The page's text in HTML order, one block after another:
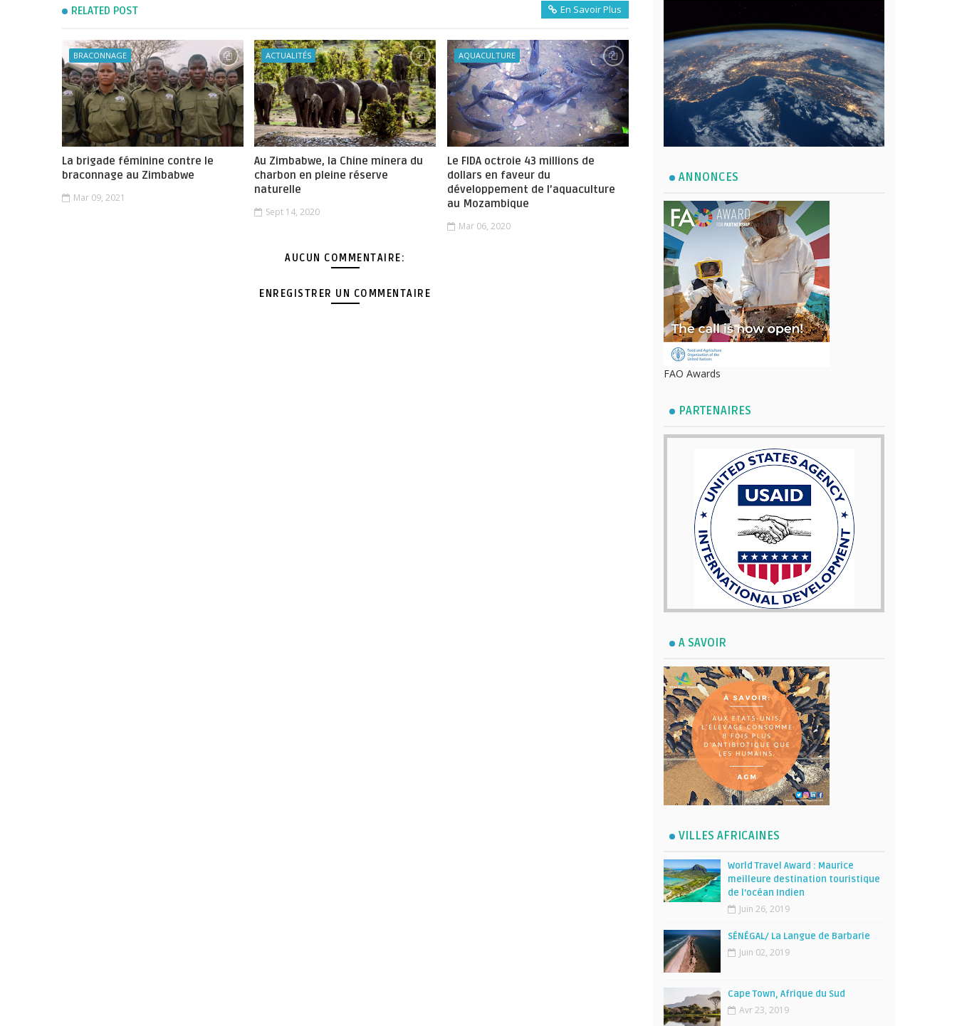
RELATED POST En Savoir Plus
BRACONNAGE
La brigade féminine contre le
braconnage au Zimbabwe
Mar 09, 2021
ACTUALITÉS
Au Zimbabwe, la Chine minera du
charbon en pleine réserve
naturelle
Sept 14, 2020
AQUACULTURE
Le FIDA octroie 43 millions de
dollars en faveur du
développement de l’aquaculture
au Mozambique
Mar 06, 2020
AUCUN COMMENTAIRE:
ENREGISTRER UN COMMENTAIRE
ANNONCES
FAO Awards
PARTENAIRES
A SAVOIR
VILLES AFRICAINES
World Travel Award : Maurice
meilleure destination touristique
de l’océan Indien
Juin 26, 2019
SÉNÉGAL/ La Langue de Barbarie
Juin 02, 2019
Cape Town, Afrique du Sud
Avr 23, 2019